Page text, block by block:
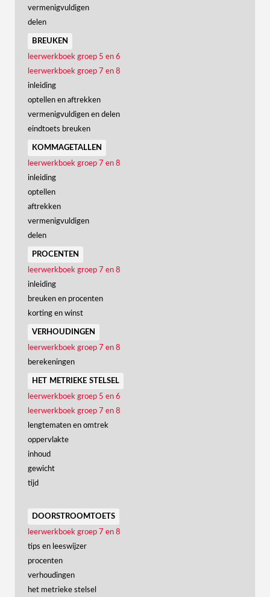
vermenigvuldigen
delen
breuken
leerwerkboek groep 5 en 6
leerwerkboek groep 7 en 8
inleiding
optellen en aftrekken
vermenigvuldigen en delen
eindtoets breuken
kommagetallen
leerwerkboek groep 7 en 8
inleiding
optellen
aftrekken
vermenigvuldigen
delen
procenten
leerwerkboek groep 7 en 8
inleiding
breuken en procenten
korting en winst
verhoudingen
leerwerkboek groep 7 en 8
berekeningen
het metrieke stelsel
leerwerkboek groep 5 en 6
leerwerkboek groep 7 en 8
lengtematen en omtrek
oppervlakte
inhoud
gewicht
tijd
doorstroomtoets
leerwerkboek groep 7 en 8
tips en leeswijzer
procenten
verhoudingen
het metrieke stelsel